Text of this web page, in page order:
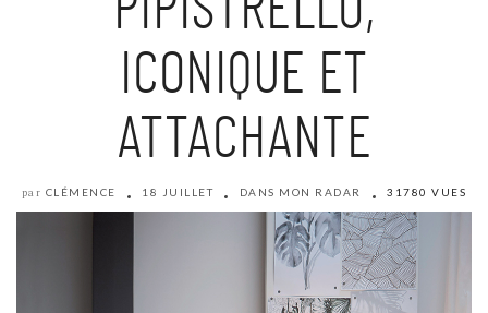
ICONIQUE ET
ATTACHANTE
par CLÉMENCE 18 JUILLET DANS MON RADAR 31780 VUES